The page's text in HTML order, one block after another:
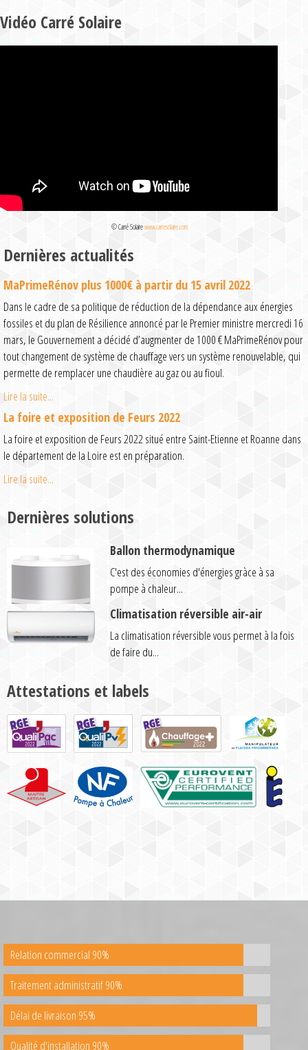
Vidéo Carré Solaire
© Carré Solairewww.carresolaire.com
Dernières actualités
MaPrimeRénov plus 1000€ à partir du 15 avril 2022
Dans le cadre de sa politique de réduction de la dépendance aux énergies
fossiles et du plan de Résilience annoncé par le Premier ministre mercredi 16
mars, le Gouvernement a décidé d’augmenter de 1000 € MaPrimeRénov pour
tout changement de système de chauffage vers un système renouvelable, qui
permette de remplacer une chaudière au gaz ou au fioul.
Lire la suite...
La foire et exposition de Feurs 2022
La foire et exposition de Feurs 2022 situé entre Saint-Etienne et Roanne dans
le département de la Loire est en préparation.
Lire la suite...
Dernières solutions
Ballon thermodynamique
C'est des économies d'énergies gràce à sa
pompe à chaleur...
Climatisation réversible air-air
La climatisation réversible vous permet à la fois
de faire du...
Attestations et labels
Relation commercial 90%
Traitement administratif 90%
Délai de livraison 95%
Qualité d'installation 90%